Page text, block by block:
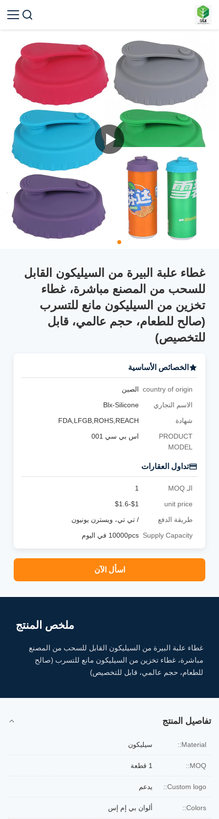
غطاء علبة البيرة من السيليكون القابل
للسحب من المصنع مباشرة، غطاء
تخزين من السيليكون مانع للتسرب
(صالح للطعام، حجم عالمي، قابل
للتخصيص)
الخصائص الأساسية
country of origin الصين
الاسم التجاري
Blx-Silicone
شهادة
FDA,LFGB,ROHS,REACH
PRODUCT
MODEL
اس بي سي 001
تداول العقارات
الـ MOQ
1
unit price
$1-$1.6
طريقة الدفع
/ تي تي، ويسترن يونيون
Supply Capacity 10000pcs في اليوم
اسأل الآن
ملخص المنتج
غطاء علبة البيرة من السيليكون القابل للسحب من المصنع
مباشرة، غطاء تخزين من السيليكون مانع للتسرب (صالح
للطعام، حجم عالمي، قابل للتخصيص)
تفاصيل المنتج
Material:: سيليكون
MOQ:: 1 قطعة
Custom logo:: يدعم
Colors:: ألوان بي إم إس